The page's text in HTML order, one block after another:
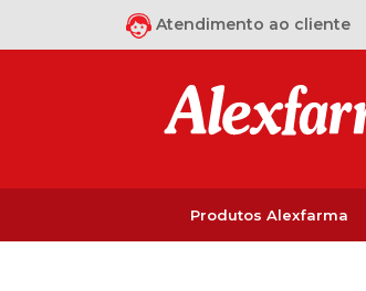
Atendimento ao cliente
Produtos Alexfarma